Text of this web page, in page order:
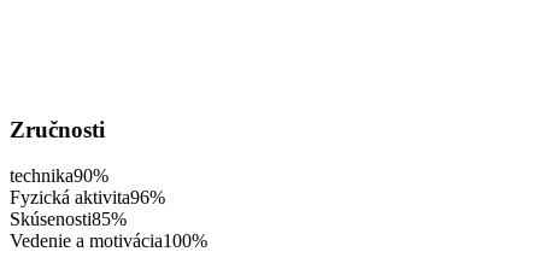
Zručnosti
technika90%
Fyzická aktivita96%
Skúsenosti85%
Vedenie a motivácia100%